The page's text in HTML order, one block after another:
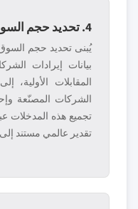
4. تحديد حجم السوق
يُبنى تحديد حجم
بيانات إيرادات
المقابلات
الشركات المصنّعة
تجميع هذه المدخلات
تقدير عالمي مستند